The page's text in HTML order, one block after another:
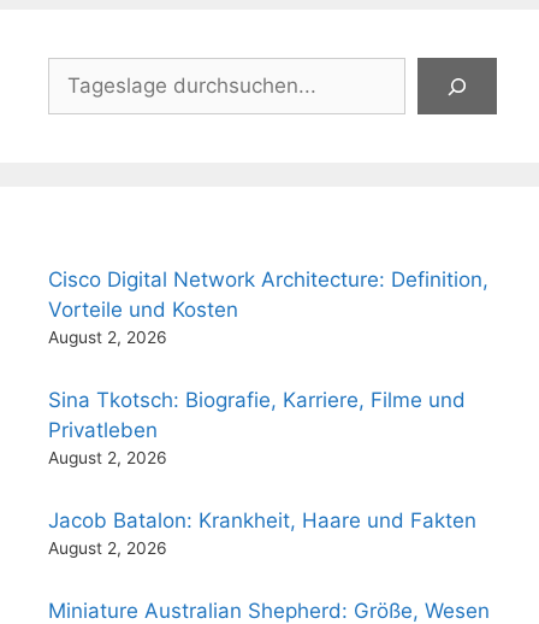
Suchen
Cisco Digital Network Architecture: Definition,
Vorteile und Kosten
August 2, 2026
Sina Tkotsch: Biografie, Karriere, Filme und
Privatleben
August 2, 2026
Jacob Batalon: Krankheit, Haare und Fakten
August 2, 2026
Miniature Australian Shepherd: Größe, Wesen